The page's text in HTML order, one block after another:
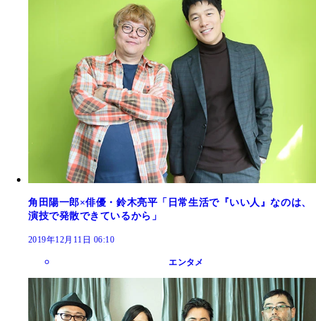
角田陽一郎×俳優・鈴木亮平「日常生活で『いい人』なのは、
演技で発散できているから」
2019年12月11日 06:10
エンタメ